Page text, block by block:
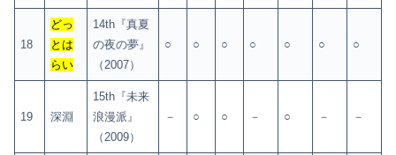
18
どっ
とは
らい
14th『真夏
の夜の夢』
（2007）
○ ○ ○ ○ ○ ○ ○
19 深淵
15th『未来
浪漫派』
（2009）
－ ○ ○ － ○ － －